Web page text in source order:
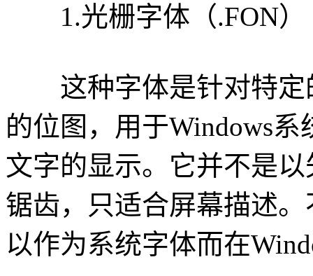
1.光栅字体（.FON）
这种字体是针对特定
的位图，用于Windows
文字的显示。它并不是
锯齿，只适合屏幕描述
以作为系统字体而在